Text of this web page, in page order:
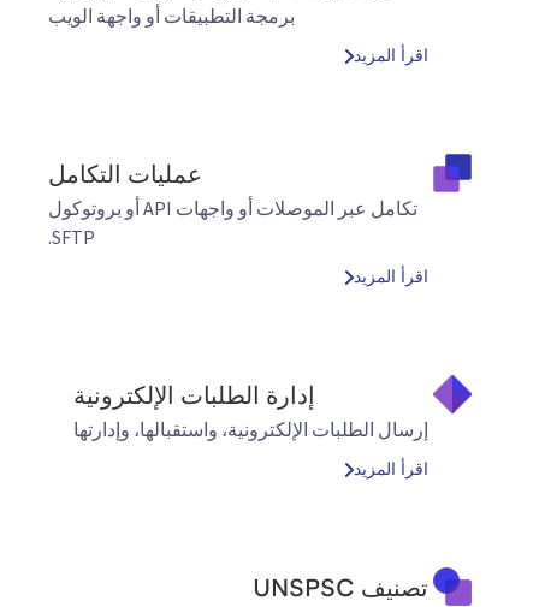
برمجة التطبيقات أو واجهة الويب
اقرأ المزيد
عمليات التكامل
تكامل عبر الموصلات أو واجهات API أو بروتوكول
SFTP.
اقرأ المزيد
إدارة الطلبات الإلكترونية
إرسال الطلبات الإلكترونية، واستقبالها، وإدارتها
اقرأ المزيد
تصنيف UNSPSC